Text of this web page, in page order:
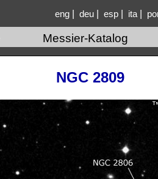
eng| deu| esp| ita|
Messier-Katalog
NGC 2809